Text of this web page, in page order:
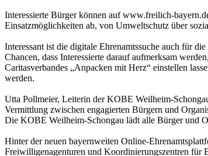
Interessierte Bürger können auf www.freilich-
Einsatzmöglichkeiten ab, von Umweltschutz über
Interessant ist die digitale Ehrenamtssuche auch für
Chancen, dass Interessierte darauf aufmerksam
Caritasverbandes „Anpacken mit Herz“ einstellen
werden.
Utta Pollmeier, Leiterin der KOBE Weilheim-
Vermittlung zwischen engagierten Bürgern und
Die KOBE Weilheim-Schongau lädt alle Bürger und
Hinter der neuen bayernweiten Online-
Freiwilligenagenturen und Koordinierungszentren für